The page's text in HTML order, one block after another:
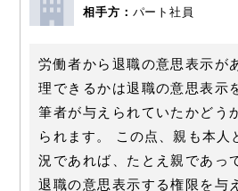
相手方： パート社員
労働者から退職の意思表示が
理できるかは退職の意思表示
筆者が与えられていたかどう
られます。 この点、親も本人
況であれば、たとえ親であっ
退職の意思表示する権限を与